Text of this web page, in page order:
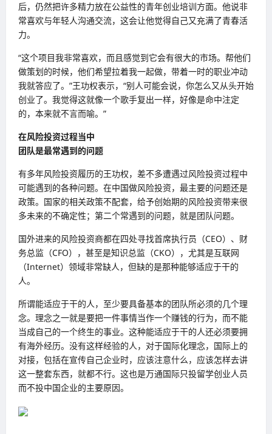
后，仍然把许多精力放在公益性的青年创业培训方面。他说非
常喜欢与年轻人沟通交流，这会让他觉得自己又充满了青春活
力。
“这个项目我非常喜欢，而且感觉到它会有很大的市场。帮他们
做策划的时候，他们希望拉着我一起做，带着一时的职业冲动
我就答应了。”王功权表示，“别人可能会说，你怎么又从头开始
创业了。我觉得这就像一个歌手复出一样，好像是命中注定
的，本来就不言而喻。”
在风险投资过程当中
团队是最常遇到的问题
有多年风险投资履历的王功权，差不多遭遇过风险投资过程中
可能遇到的各种问题。在中国做风险投资，最主要的问题还是
政策。国家的相关政策不配套，给予创始期的风险投资带来很
多未来的不确定性；第二个常遇到的问题，就是团队问题。
国外进来的风险投资商都在四处寻找首席执行员（CEO）、财
务总监（CFO），甚至是知识总监（CKO），尤其是互联网
（Internet）领域非常缺人，但缺的是那种能够适应于干的
人。
所谓能适应于干的人，至少要具备基本的团队所必须的几个理
念。理念之一就是要把一件事情当作一个赚钱的行为，而不能
当成自己的一个终生的事业。这种能适应于干的人还必须要拥
有海外经历。没有这样经验的人，对于国际化理念，国际上的
对接，包括在宣传自己企业时，应该注意什么，应该怎样去讲
这一整套东西，就都不行。这也是万通国际只投留学创业人员
而不投中国企业的主要原因。